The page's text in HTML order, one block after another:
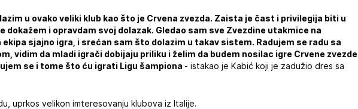
u ovako veliki klub kao što je Crvena zvezda. Zaista je čast i privilegija biti u
dokažem i opravdam svoj dolazak. Gledao sam sve Zvezdine utakmice na
sjajno igra, i srećan sam što dolazim u takav sistem. Radujem se radu sa
vidim da mladi igrači dobijaju priliku i želim da budem nosilac igre Crvene zvezde
se i tome što ću igrati Ligu šampiona - istakao je Kabić koji je zadužio dres sa
uprkos velikon imteresovanju klubova iz Italije.